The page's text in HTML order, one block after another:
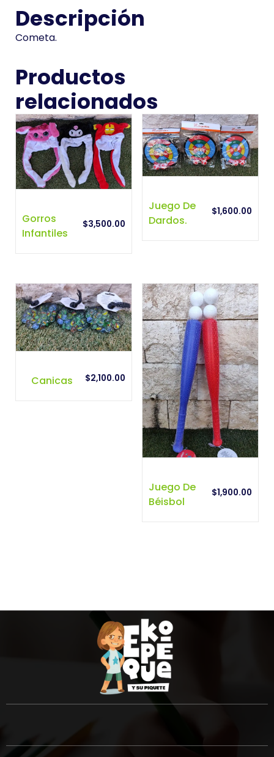
Descripción
Cometa.
Productos
relacionados
Gorros
Infantiles
$3,500.00
Juego De
Dardos.
$1,600.00
Canicas $2,100.00
Juego De
Béisbol
$1,900.00